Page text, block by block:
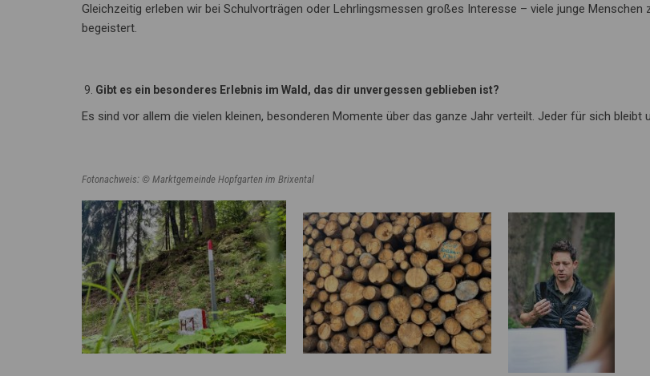
Gleichzeitig erleben wir bei Schulvorträgen oder Lehrlingsmessen großes Interesse – viele junge Menschen
begeistert.
Gibt es ein besonderes Erlebnis im Wald, das dir unvergessen geblieben ist?
Es sind vor allem die vielen kleinen, besonderen Momente über das ganze Jahr verteilt. Jeder für sich bleibt
Fotonachweis: © Marktgemeinde Hopfgarten im Brixental